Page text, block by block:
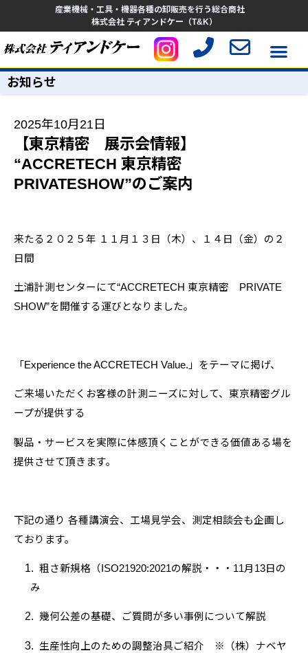
産業機械・工具・機器各種の卸販売を行う総合商社
株式会社 ティアンドケー（T&K）
お知らせ
2025年10月21日
【東京精密 展示会情報】
“ACCRETECH 東京精密
PRIVATESHOW”のご案内
来たる２０２５年 １１月１３日（木）、１４日（金）の２
日間
土浦計測センターにて“ACCRETECH 東京精密
PRIVATE
SHOW”を開催する運びとなりました。
「 Experience the ACCRETECH Value. 」をテーマに掲げ、
ご来場いただくお客様の計測ニーズに対して、東京精密グル
ープが提供する
製品・サービスを実際に体感頂くことができる価値ある場を
提供させて頂きます。
下記の通り 各種講演会、工場見学会、測定相談会も企画し
ております。
1. 粗さ新規格（ ISO21920:2021の解説・・・ 11月 13日の
み
2. 幾何公差の基礎、ご質問が多い事例について解説
3.
生産性向上のための調整治具ご紹介 ※（株）ナベヤ